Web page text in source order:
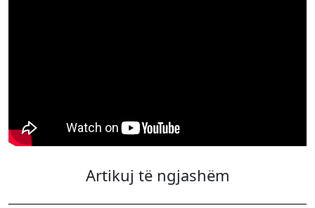
Artikuj të ngjashëm